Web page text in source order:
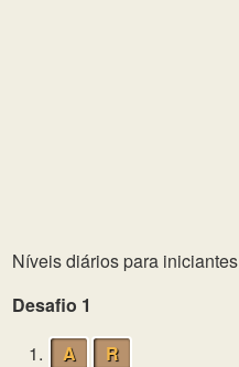
Níveis diários para iniciantes
Desafio 1
1.
A
R